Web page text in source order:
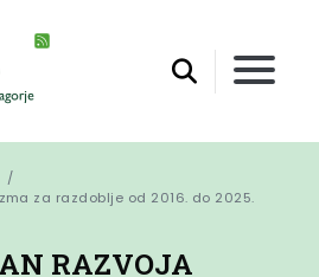
za razdoblje od 2016. do 2025.
RAZVOJA